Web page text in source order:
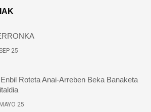
25
Roteta Anai-Arreben Beka Banaketa
25